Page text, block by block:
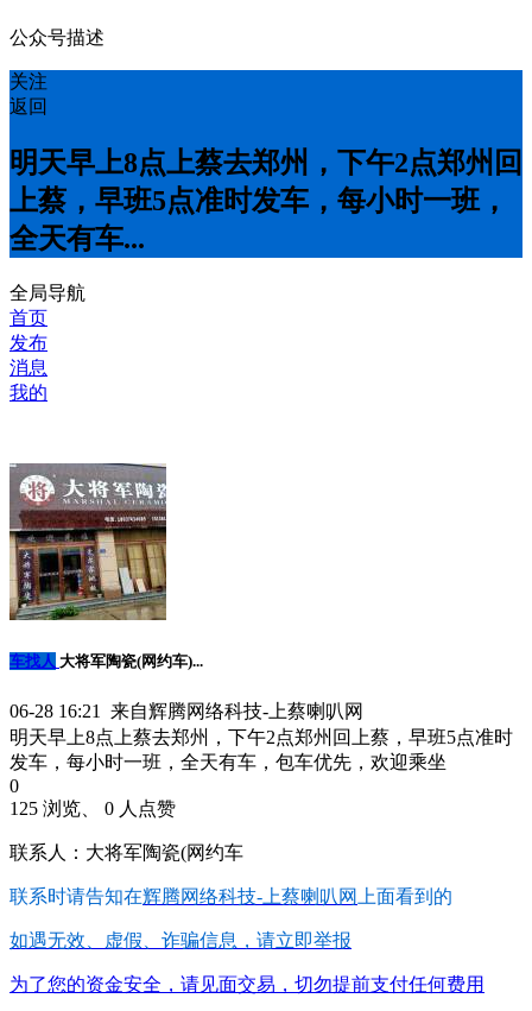
公众号描述
关注
返回
明天早上8点上蔡去郑州，下午2点郑州回
上蔡，早班5点准时发车，每小时一班，
全天有车...
全局导航
首页
发布
消息
我的
车找人 大将军陶瓷(网约车)...
06-28 16:21 来自辉腾网络科技-上蔡喇叭网
明天早上8点上蔡去郑州，下午2点郑州回上蔡，早班5点准时
发车，每小时一班，全天有车，包车优先，欢迎乘坐
0
125 浏览、 0 人点赞
联系人：大将军陶瓷(网约车
联系时请告知在辉腾网络科技-上蔡喇叭网 上面看到的
如遇无效、虚假、诈骗信息，请立即举报
为了您的资金安全，请见面交易，切勿提前支付任何费用